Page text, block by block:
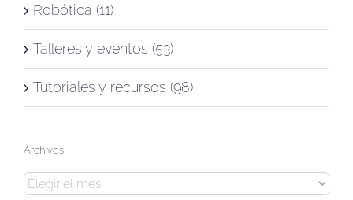
Robótica (11)
Talleres y eventos (53)
Tutoriales y recursos (98)
Archivos
Archivos